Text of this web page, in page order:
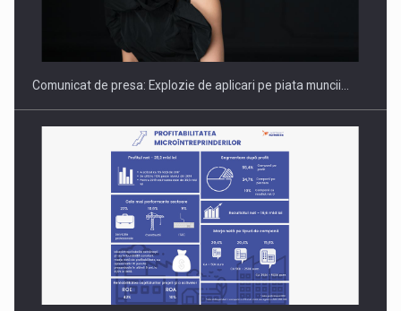
Hard Enduro Piatra Craiului 2026, fueled by benzinariile RO…
Comunicat de presa: Explozie de aplicari pe piata muncii…